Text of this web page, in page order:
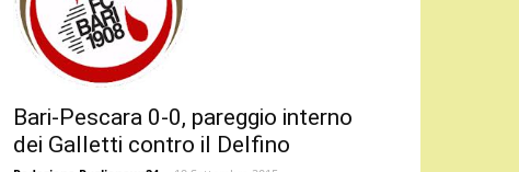
Bari-Pescara 0-0, pareggio interno
dei Galletti contro il Delfino